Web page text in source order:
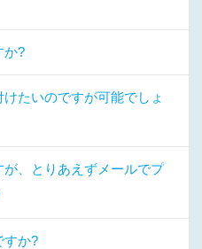
か?
たいのですが可能でしょ
、とりあえずメールでプ
すか?